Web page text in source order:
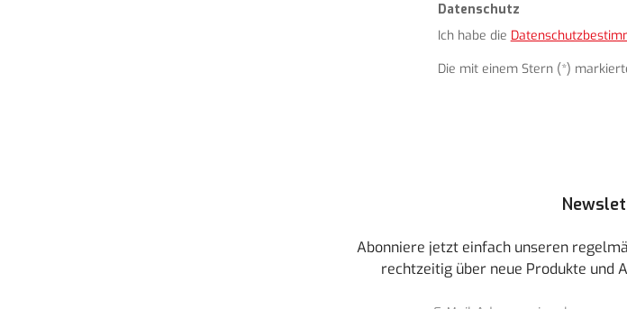
Datenschutz
Ich habe die
Die mit einem Stern (*)
Abonniere jetzt einfach unseren
rechtzeitig über neue Produkte und